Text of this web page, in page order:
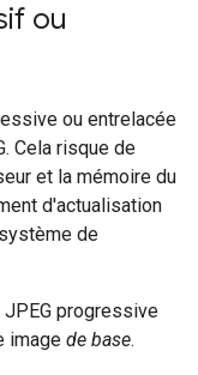
ou
ou entrelacée
Cela risque de
et la mémoire du
d'actualisation
de
JPEG progressive
image de base.